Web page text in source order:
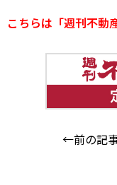
こちらは「週刊不動
←前の記